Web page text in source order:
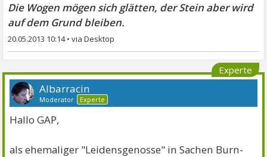
Die Wogen mögen sich glätten, der Stein aber wird
auf dem Grund bleiben.
20.05.2013 10:14•
Experte
Albarracin
Moderator Experte
Hallo GAP,
als ehemaliger "Leidensgenosse" in Sachen Burn-